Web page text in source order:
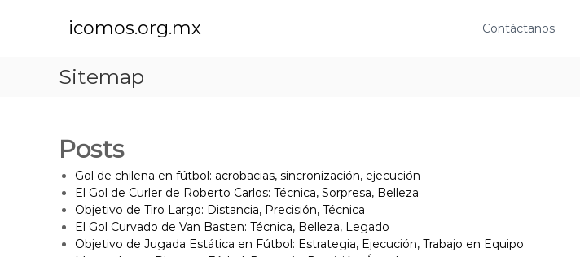
icomos.org.mx Contáctanos
Sitemap
Posts
Gol de chilena en fútbol: acrobacias, sincronización, ejecución
El Gol de Curler de Roberto Carlos: Técnica, Sorpresa, Belleza
Objetivo de Tiro Largo: Distancia, Precisión, Técnica
El Gol Curvado de Van Basten: Técnica, Belleza, Legado
Objetivo de Jugada Estática en Fútbol: Estrategia, Ejecución, Trabajo en Equipo